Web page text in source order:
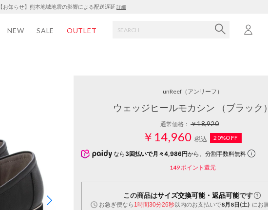
【お知らせ】熊本地域地震の影響による配送遅延 詳細
NEW SALE OUTLET
unReef（アンリーフ）
ウェッジヒールモカシン （ブラック）
通常価格：￥18,920
￥14,960 税込 20%OFF
なら 3回払いで月々4,986円から。分割手数料無料
149ポイント還元
この商品はサイズ交換可能・返品可能です
お急ぎ便なら 1時間30分26秒以内のお支払いで8月8日(土) にお